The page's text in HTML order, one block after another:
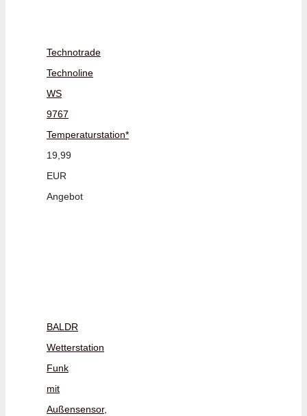
Technotrade
Technoline
WS
9767
Temperaturstation*
19,99
EUR
Angebot
BALDR
Wetterstation
Funk
mit
Außensensor,